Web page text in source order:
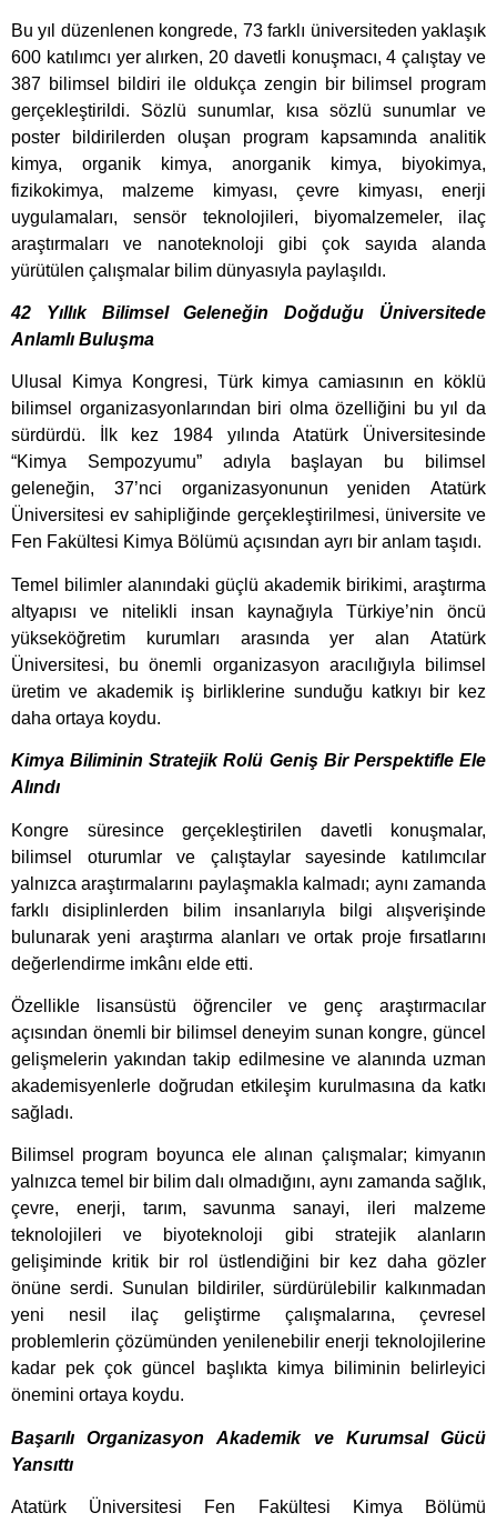
Bu yıl düzenlenen kongrede, 73 farklı üniversiteden yaklaşık
600 katılımcı yer alırken, 20 davetli konuşmacı, 4 çalıştay ve
387 bilimsel bildiri ile oldukça zengin bir bilimsel program
gerçekleştirildi. Sözlü sunumlar, kısa sözlü sunumlar ve
poster bildirilerden oluşan program kapsamında analitik
kimya, organik kimya, anorganik kimya, biyokimya,
fizikokimya, malzeme kimyası, çevre kimyası, enerji
uygulamaları, sensör teknolojileri, biyomalzemeler, ilaç
araştırmaları ve nanoteknoloji gibi çok sayıda alanda
yürütülen çalışmalar bilim dünyasıyla paylaşıldı.
42 Yıllık Bilimsel Geleneğin Doğduğu Üniversitede
Anlamlı Buluşma
Ulusal Kimya Kongresi, Türk kimya camiasının en köklü
bilimsel organizasyonlarından biri olma özelliğini bu yıl da
sürdürdü. İlk kez 1984 yılında Atatürk Üniversitesinde
“Kimya Sempozyumu” adıyla başlayan bu bilimsel
geleneğin, 37’nci organizasyonunun yeniden Atatürk
Üniversitesi ev sahipliğinde gerçekleştirilmesi, üniversite ve
Fen Fakültesi Kimya Bölümü açısından ayrı bir anlam taşıdı.
Temel bilimler alanındaki güçlü akademik birikimi, araştırma
altyapısı ve nitelikli insan kaynağıyla Türkiye’nin öncü
yükseköğretim kurumları arasında yer alan Atatürk
Üniversitesi, bu önemli organizasyon aracılığıyla bilimsel
üretim ve akademik iş birliklerine sunduğu katkıyı bir kez
daha ortaya koydu.
Kimya Biliminin Stratejik Rolü Geniş Bir Perspektifle Ele
Alındı
Kongre süresince gerçekleştirilen davetli konuşmalar,
bilimsel oturumlar ve çalıştaylar sayesinde katılımcılar
yalnızca araştırmalarını paylaşmakla kalmadı; aynı zamanda
farklı disiplinlerden bilim insanlarıyla bilgi alışverişinde
bulunarak yeni araştırma alanları ve ortak proje fırsatlarını
değerlendirme imkânı elde etti.
Özellikle lisansüstü öğrenciler ve genç araştırmacılar
açısından önemli bir bilimsel deneyim sunan kongre, güncel
gelişmelerin yakından takip edilmesine ve alanında uzman
akademisyenlerle doğrudan etkileşim kurulmasına da katkı
sağladı.
Bilimsel program boyunca ele alınan çalışmalar; kimyanın
yalnızca temel bir bilim dalı olmadığını, aynı zamanda sağlık,
çevre, enerji, tarım, savunma sanayi, ileri malzeme
teknolojileri ve biyoteknoloji gibi stratejik alanların
gelişiminde kritik bir rol üstlendiğini bir kez daha gözler
önüne serdi. Sunulan bildiriler, sürdürülebilir kalkınmadan
yeni nesil ilaç geliştirme çalışmalarına, çevresel
problemlerin çözümünden yenilenebilir enerji teknolojilerine
kadar pek çok güncel başlıkta kimya biliminin belirleyici
önemini ortaya koydu.
Başarılı Organizasyon Akademik ve Kurumsal Gücü
Yansıttı
Atatürk Üniversitesi Fen Fakültesi Kimya Bölümü